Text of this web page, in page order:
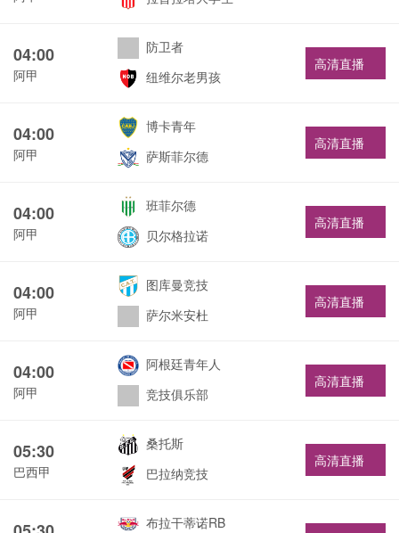
04:00
阿甲
防卫者
纽维尔老男孩
高清直播
04:00
阿甲
博卡青年
萨斯菲尔德
高清直播
04:00
阿甲
班菲尔德
贝尔格拉诺
高清直播
04:00
阿甲
图库曼竞技
萨尔米安杜
高清直播
04:00
阿甲
阿根廷青年人
竞技俱乐部
高清直播
05:30
巴西甲
桑托斯
巴拉纳竞技
高清直播
布拉干蒂诺RB